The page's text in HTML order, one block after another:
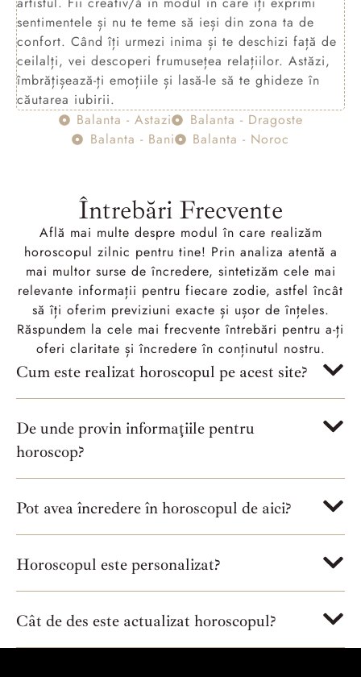
sentimentele și nu te teme să ieși din zona ta de
confort. Când îți urmezi inima și te deschizi față de
ceilalți, vei descoperi frumusețea relațiilor. Astăzi,
îmbrățișează-ți emoțiile și lasă-le să te ghideze în
căutarea iubirii.
Balanta - Astazi
Balanta - Dragoste
Balanta - Bani
Balanta - Noroc
Întrebări Frecvente
Află mai multe despre modul în care realizăm
horoscopul zilnic pentru tine! Prin analiza atentă a
mai multor surse de încredere, sintetizăm cele mai
relevante informații pentru fiecare zodie, astfel încât
să îți oferim previziuni exacte și ușor de înțeles.
Răspundem la cele mai frecvente întrebări pentru a-ți
oferi claritate și încredere în conținutul nostru.
Cum este realizat horoscopul pe acest site?
De unde provin informațiile pentru
horoscop?
Pot avea încredere în horoscopul de aici?
Horoscopul este personalizat?
Cât de des este actualizat horoscopul?